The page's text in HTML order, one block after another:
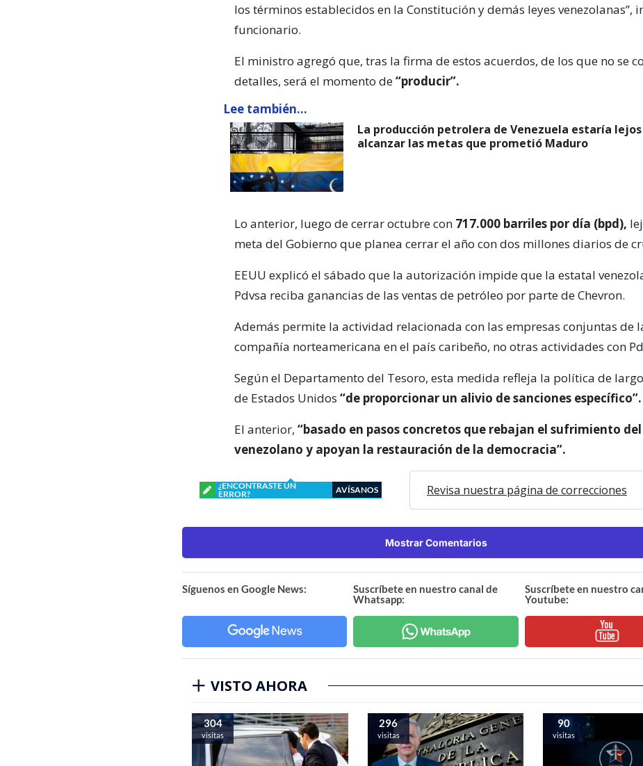
los términos establecidos en la Constitución y demás leyes venezolanas”,
funcionario.
El ministro agregó que, tras la firma de estos acuerdos, de los que no se
detalles, será el momento de“producir”.
Lee también...
La producción petrolera de Venezuela estaría lejos
alcanzar las metas que prometió Maduro
Lo anterior, luego de cerrar octubre con 717.000 barriles por día (bpd),
meta del Gobierno que planea cerrar el año con dos millones diarios de
EEUU explicó el sábado que la autorización impide que la estatal
Pdvsa reciba ganancias de las ventas de petróleo por parte de Chevron.
Además permite la actividad relacionada con las empresas conjuntas de
compañía norteamericana en el país caribeño, no otras actividades con
Según el Departamento del Tesoro, esta medida refleja la política de
de Estados Unidos “de proporcionar un alivio de sanciones específico”.
El anterior, “basado en pasos concretos que rebajan el sufrimiento
venezolano y apoyan la restauración de la democracia”.
¿ENCONTRASTE UN
ERROR?
AVÍSANOS Revisa nuestra página de correcciones
Mostrar Comentarios
Síguenos en Google News:
Suscríbete en nuestro canal de
Whatsapp:
Suscríbete en nuestro
Youtube:
VISTO AHORA
304
visitas
296
visitas
90
visitas